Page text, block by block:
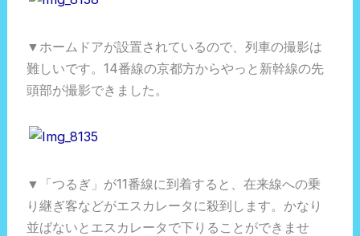
▼ホームドアが設置されているので、列車の撮影は
難しいです。14番線の京都方からやっと新幹線の先
頭部が撮影できました。
▼「つるぎ」が11番線に到着すると、在来線への乗
り継ぎ客などがエスカレータに殺到します。かなり
並ばないとエスカレータで下りることができませ